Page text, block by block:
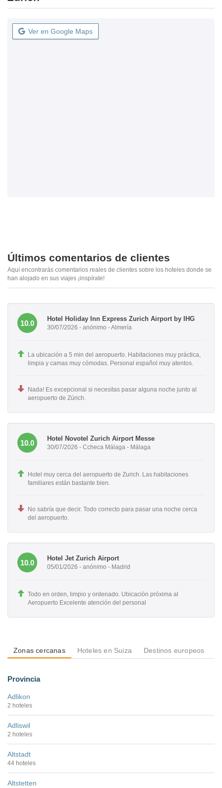
Ver en Google Maps
Últimos comentarios de clientes
Aquí encontrarás comentarios reales de clientes sobre los hoteles donde se
han alojado en sus viajes ¡inspírate!
10.0
Hotel Holiday Inn Express Zurich Airport by IHG
30/07/2026 - anónimo - Almería
La ubicación a 5 min del aeropuerto. Habitaciones muy práctica,
limpia y camas muy cómodas. Personal español muy atentos.
Nada! Es excepcional si necesitas pasar alguna noche junto al
aeropuerto de Zúrich.
10.0
Hotel Novotel Zurich Airport Messe
30/07/2026 - Ccheca Málaga - Málaga
Hotel muy cerca del aeropuerto de Zurich. Las habitaciones
familiares están bastante bien.
No sabría que decir. Todo correcto para pasar una noche cerca
del aeropuerto.
10.0
Hotel Jet Zurich Airport
05/01/2026 - anónimo - Madrid
Todo en orden, limpio y ordenado. Ubicación próxima al
Aeropuerto Excelente atención del personal
Zonas cercanas Hoteles en Suiza Destinos europeos
Provincia
Adlikon
2 hoteles
Adliswil
2 hoteles
Altstadt
44 hoteles
Altstetten